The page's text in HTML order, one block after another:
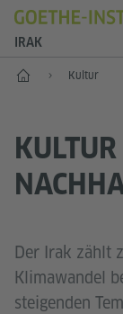
IRAK
Start Kultur
Der Irak zählt
Klimawandel
steigenden